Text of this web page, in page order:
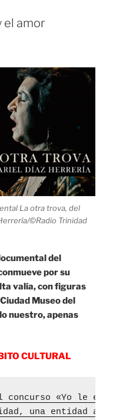
el amor
La otra trova, del
©Radio Trinidad
del
por su
valía, con figuras
Museo del
nuestro, apenas
CULTURAL
concurso «Yo le
una entidad al